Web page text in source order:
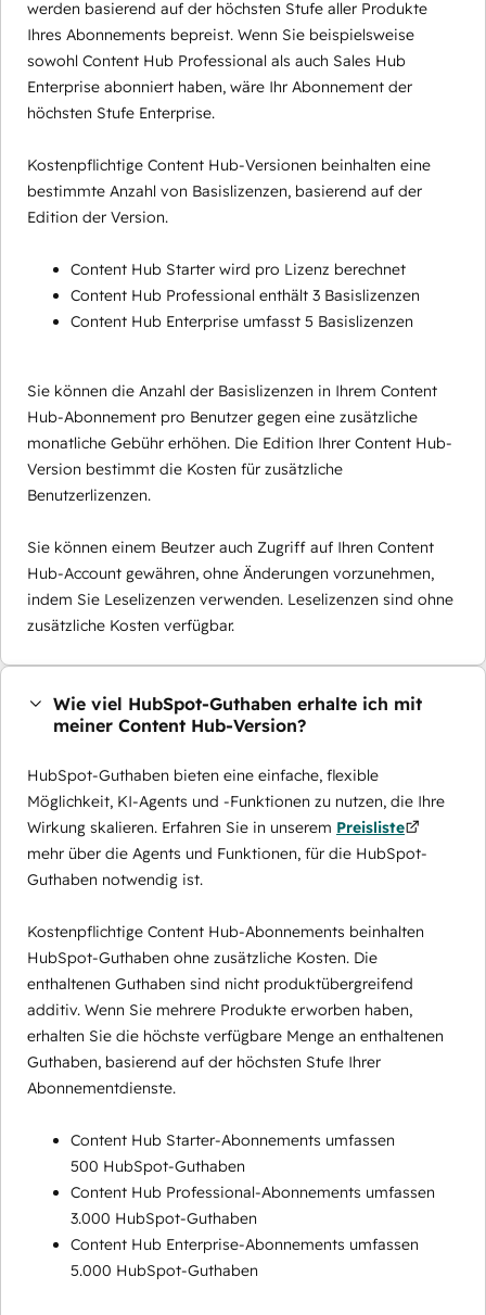
werden basierend auf der höchsten Stufe aller Produkte
Ihres Abonnements bepreist. Wenn Sie beispielsweise
sowohl Content Hub Professional als auch Sales Hub
Enterprise abonniert haben, wäre Ihr Abonnement der
höchsten Stufe Enterprise.
Kostenpflichtige Content Hub-Versionen beinhalten eine
bestimmte Anzahl von Basislizenzen, basierend auf der
Edition der Version.
Content Hub Starter wird pro Lizenz berechnet
Content Hub Professional enthält 3 Basislizenzen
Content Hub Enterprise umfasst 5 Basislizenzen
Sie können die Anzahl der Basislizenzen in Ihrem Content
Hub-Abonnement pro Benutzer gegen eine zusätzliche
monatliche Gebühr erhöhen. Die Edition Ihrer Content Hub-
Version bestimmt die Kosten für zusätzliche
Benutzerlizenzen.
Sie können einem Beutzer auch Zugriff auf Ihren Content
Hub-Account gewähren, ohne Änderungen vorzunehmen,
indem Sie Leselizenzen verwenden. Leselizenzen sind ohne
zusätzliche Kosten verfügbar.
Wie viel HubSpot-Guthaben erhalte ich mit
meiner Content Hub-Version?
HubSpot-Guthaben bieten eine einfache, flexible
Möglichkeit, KI-Agents und -Funktionen zu nutzen, die Ihre
Wirkung skalieren. Erfahren Sie in unserem Preisliste
mehr über die Agents und Funktionen, für die HubSpot-
Guthaben notwendig ist.
Kostenpflichtige Content Hub-Abonnements beinhalten
HubSpot-Guthaben ohne zusätzliche Kosten. Die
enthaltenen Guthaben sind nicht produktübergreifend
additiv. Wenn Sie mehrere Produkte erworben haben,
erhalten Sie die höchste verfügbare Menge an enthaltenen
Guthaben, basierend auf der höchsten Stufe Ihrer
Abonnementdienste.
Content Hub Starter-Abonnements umfassen
500 HubSpot-Guthaben
Content Hub Professional-Abonnements umfassen
3.000 HubSpot-Guthaben
Content Hub Enterprise-Abonnements umfassen
5.000 HubSpot-Guthaben